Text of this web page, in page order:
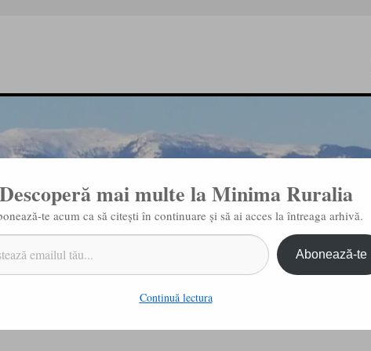
Zielsetzung des Blogs / Intenţia acestui blog
Descoperă mai multe la Minima Ruralia
te acum ca să citești în continuare și să ai acces la întreaga arhivă.
Abonează-te
Continuă lectura